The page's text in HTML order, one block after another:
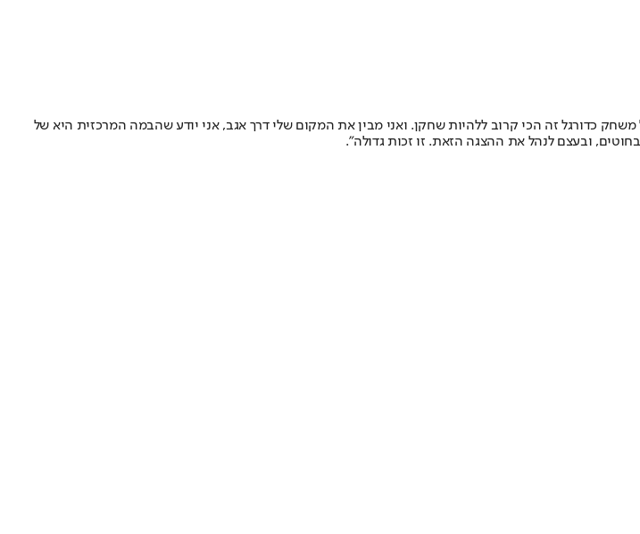
כדורגל זה הכי קרוב ללהיות שחקן. ואני מבין את המקום שלי דרך אגב, אני יודע שהבמה המרכזית היא של
ובעצם לנהל את ההצגה הזאת. זו זכות גדולה".